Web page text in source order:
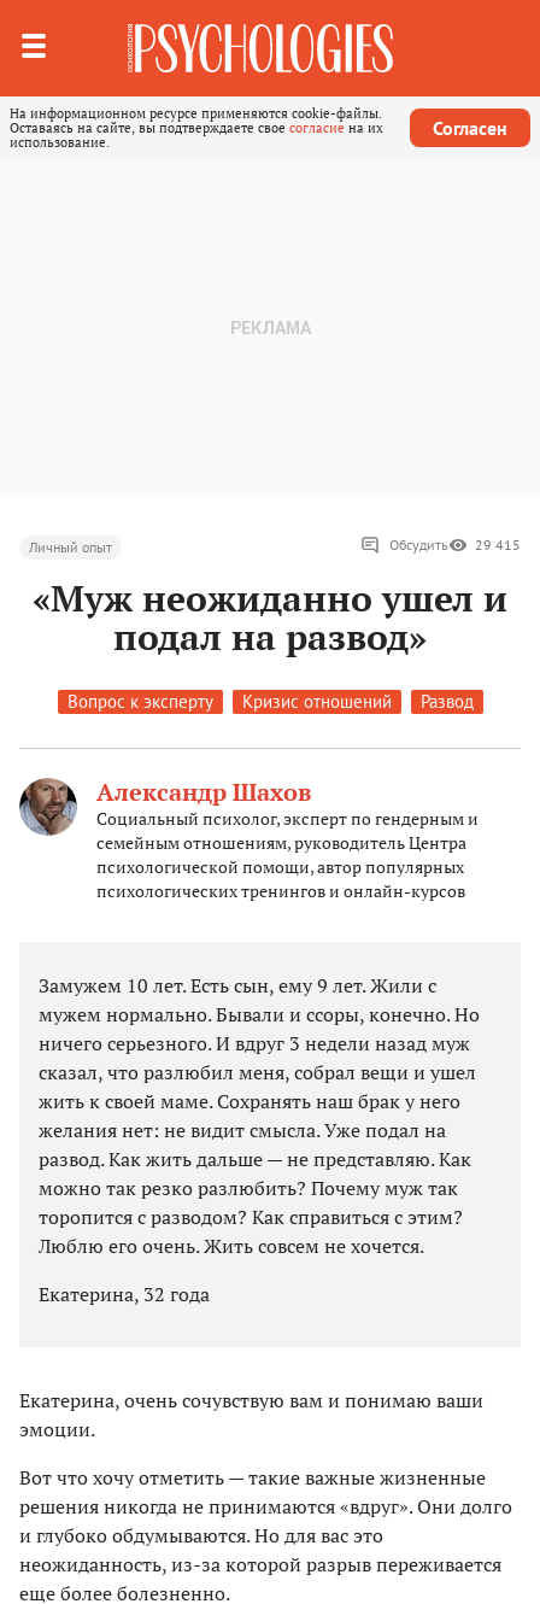
На информационном ресурсе применяются cookie-файлы.
Оставаясь на сайте, вы подтверждаете свое согласие на их
использование.
Согласен
Личный опыт Обсудить 29 415
«Муж неожиданно ушел и
подал на развод»
Вопрос к эксперту Кризис отношений Развод
Александр Шахов
Социальный психолог, эксперт по гендерным и
семейным отношениям, руководитель Центра
психологической помощи, автор популярных
психологических тренингов и онлайн-курсов
Замужем 10 лет. Есть сын, ему 9 лет. Жили с
мужем нормально. Бывали и ссоры, конечно. Но
ничего серьезного. И вдруг 3 недели назад муж
сказал, что разлюбил меня, собрал вещи и ушел
жить к своей маме. Сохранять наш брак у него
желания нет: не видит смысла. Уже подал на
развод. Как жить дальше — не представляю. Как
можно так резко разлюбить? Почему муж так
торопится с разводом? Как справиться с этим?
Люблю его очень. Жить совсем не хочется.
Екатерина, 32 года
Екатерина, очень сочувствую вам и понимаю ваши
эмоции.
Вот что хочу отметить — такие важные жизненные
решения никогда не принимаются «вдруг». Они долго
и глубоко обдумываются. Но для вас это
неожиданность, из-за которой разрыв переживается
еще более болезненно.